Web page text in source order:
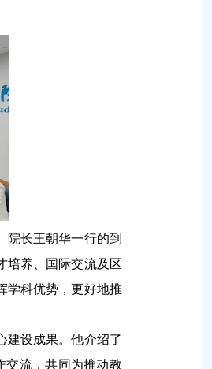
院长王朝华一行的到
培养、国际交流及区
学科优势，更好地推
建设成果。他介绍了
交流，共同为推动教